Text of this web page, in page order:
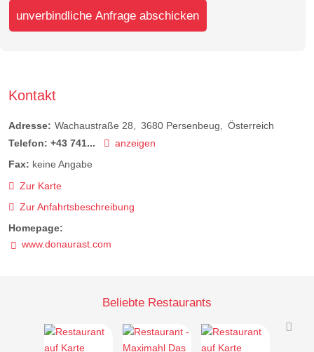
unverbindliche Anfrage abschicken
Kontakt
Adresse: Wachaustraße 28 3680 Persenbeug
Österreich
Telefon: +43 741...
anzeigen
Fax: keine Angabe
Zur Karte
Zur Anfahrtsbeschreibung
Homepage:
www.donaurast.com
Beliebte Restaurants